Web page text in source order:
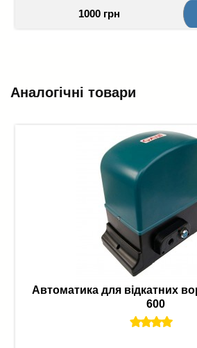
1000 грн
Аналогічні товари
Автоматика для відкатних
600